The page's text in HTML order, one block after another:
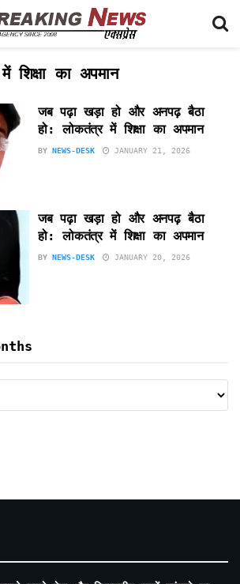
शिक्षा का अपमान
जब पढ़ा खड़ा हो और अनपढ़ बैठा
हो: लोकतंत्र में शिक्षा का अपमान
BY NEWS-DESK JANUARY 21, 2026
जब पढ़ा खड़ा हो और अनपढ़ बैठा
हो: लोकतंत्र में शिक्षा का अपमान
BY NEWS-DESK JANUARY 20, 2026